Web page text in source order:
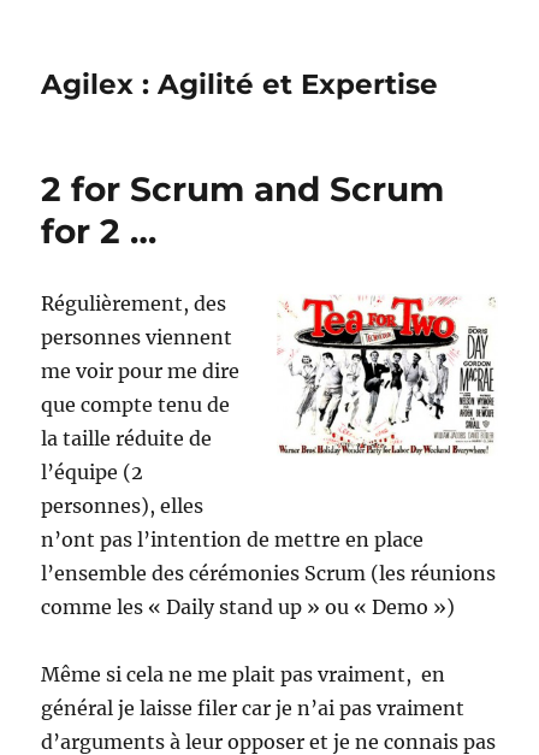
Agilex : Agilité et Expertise
2 for Scrum and Scrum
for 2 …
Régulièrement, des
personnes viennent
me voir pour me dire
que compte tenu de
la taille réduite de
l’équipe (2
personnes), elles
n’ont pas l’intention de mettre en place
l’ensemble des cérémonies Scrum (les réunions
comme les « Daily stand up » ou « Demo »)
Même si cela ne me plait pas vraiment, en
général je laisse filer car je n’ai pas vraiment
d’arguments à leur opposer et je ne connais pas